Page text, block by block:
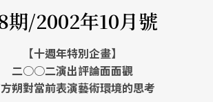
期/2002年10月號
【十週年特別企畫】
二○○二演出評論面面觀
朔對當前表演藝術環境的思考